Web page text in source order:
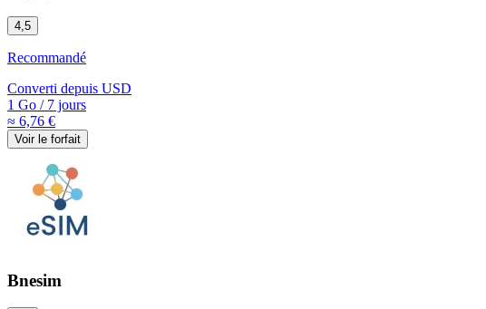
4,5
Recommandé
Converti depuis USD
1 Go /7 jours
≈ 6,76 €
Voir le forfait
Bnesim